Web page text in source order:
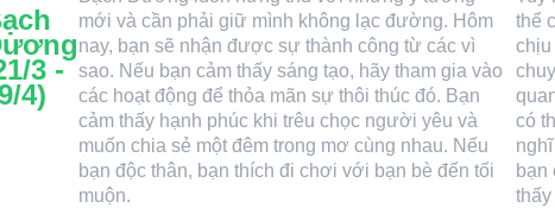
3 -
4)
mới và cần phải giữ mình không lạc đường. Hôm
nay, bạn sẽ nhận được sự thành công từ các vì
sao. Nếu bạn cảm thấy sáng tạo, hãy tham gia vào
các hoạt động để thỏa mãn sự thôi thúc đó. Bạn
cảm thấy hạnh phúc khi trêu chọc người yêu và
muốn chia sẻ một đêm trong mơ cùng nhau. Nếu
bạn độc thân, bạn thích đi chơi với bạn bè đến tối
muộn.
thể
có
bạn
thấy